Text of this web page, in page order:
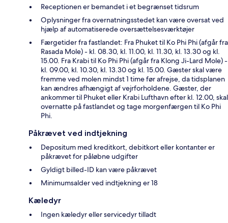
Receptionen er bemandet i et begrænset tidsrum
Oplysninger fra overnatningsstedet kan være oversat ved
hjælp af automatiserede oversættelsesværktøjer
Færgetider fra fastlandet: Fra Phuket til Ko Phi Phi (afgår fra
Rasada Mole) - kl. 08.30, kl. 11.00, kl. 11.30, kl. 13.30 og kl.
15.00. Fra Krabi til Ko Phi Phi (afgår fra Klong Ji-Lard Mole) -
kl. 09.00, kl. 10.30, kl. 13.30 og kl. 15.00. Gæster skal være
fremme ved molen mindst 1 time før afrejse, da tidsplanen
kan ændres afhængigt af vejrforholdene. Gæster, der
ankommer til Phuket eller Krabi Lufthavn efter kl. 12.00, skal
overnatte på fastlandet og tage morgenfærgen til Ko Phi
Phi.
Påkrævet ved indtjekning
Depositum med kreditkort, debitkort eller kontanter er
påkrævet for påløbne udgifter
Gyldigt billed-ID kan være påkrævet
Minimumsalder ved indtjekning er 18
Kæledyr
Ingen kæledyr eller servicedyr tilladt